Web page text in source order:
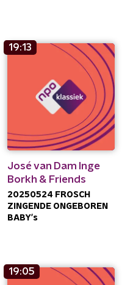
19:13
José van Dam Inge
Borkh & Friends
20250524 FROSCH
ZINGENDE ONGEBOREN
BABY's
19:05